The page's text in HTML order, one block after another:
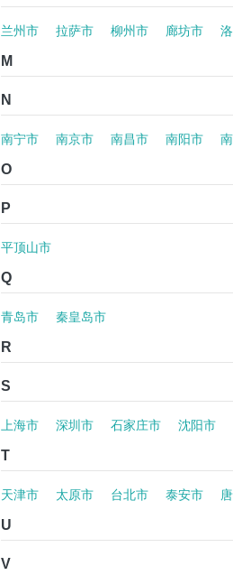
兰州市 拉萨市 柳州市 廊坊市
M
N
南宁市 南京市 南昌市 南阳市
O
P
平顶山市
Q
青岛市 秦皇岛市
R
S
上海市 深圳市 石家庄市 沈阳市
T
天津市 太原市 台北市 泰安市
U
V